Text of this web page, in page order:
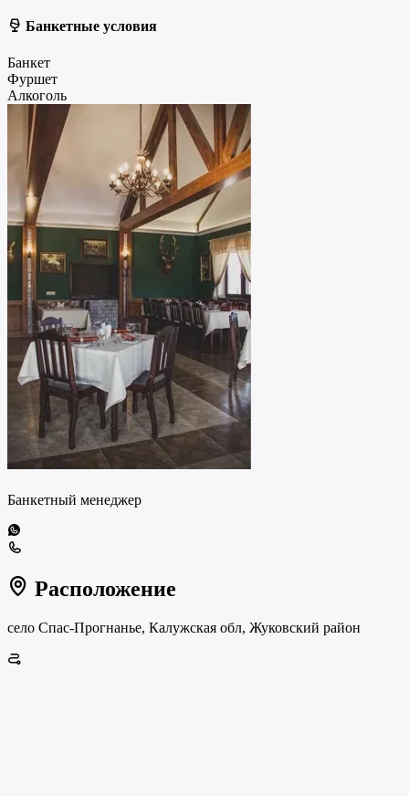
Банкетные условия
Банкет
Фуршет
Алкоголь
Банкетный менеджер
Расположение
село Спас-Прогнанье, Калужская обл, Жуковский район